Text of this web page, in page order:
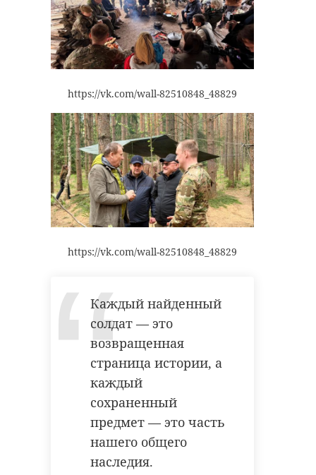
https://vk.com/wall-82510848_48829
https://vk.com/wall-82510848_48829
Каждый найденный
солдат — это
возвращенная
страница истории, а
каждый
сохраненный
предмет — это часть
нашего общего
наследия.